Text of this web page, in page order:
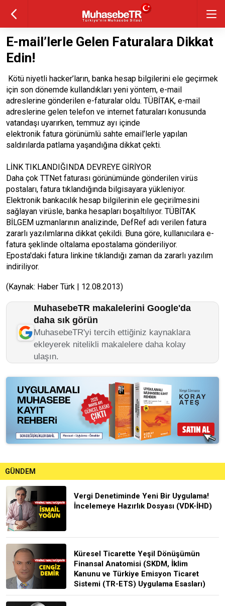
E-mail’lerle Gelen Faturalara Dikkat
Edin!
Kötü niyetli hacker’ların, banka hesap bilgilerini ele geçirmek
için son dönemde kullandıkları yeni yöntem, e-mail
adreslerine gönderilen e-faturalar oldu. TÜBİTAK, e-mail
adreslerine gelen telefon ve internet faturaları konusunda
vatandaşı uyarırken, temmuz ayı içinde
elektronik fatura görünümlü sahte email’lerle yapılan
saldırılarda patlama yaşandığına dikkat çekti.
LİNK TIKLANDIĞINDA DEVREYE GİRİYOR
Daha çok TTNet faturası görünümünde gönderilen virüs
postaları, fatura tıklandığında bilgisayara yükleniyor.
Elektronik bankacılık hesap bilgilerinin ele geçirilmesini
sağlayan virüsle, banka hesapları boşaltılıyor. TÜBİTAK
BİLGEM uzmanlarının analizinde, DefRef adı verilen fatura
zararlı yazılımlarına dikkat çekildi. Buna göre, kullanıcılara e-
fatura şeklinde oltalama epostalama gönderiliyor.
Eposta'daki fatura linkine tıklandığı zaman da zararlı yazılım
indiriliyor.
(Kaynak: Haber Türk | 12.08.2013)
MuhasebeTR makalelerini Google'da
daha sık görün
MuhasebeTR'yi tercih ettiğiniz kaynaklara
ekleyerek nitelikli makalelere daha kolay
ulaşın.
GÜNDEM
Vergi Denetiminde Yeni Bir Uygulama!
İncelemeye Hazırlık Dosyası (VDK-İHD)
Küresel Ticarette Yeşil Dönüşümün
Finansal Anatomisi (SKDM, İklim
Kanunu ve Türkiye Emisyon Ticaret
Sistemi (TR-ETS) Uygulama Esasları)